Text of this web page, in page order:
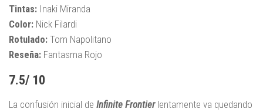
Tintas: Inaki Miranda
Color: Nick Filardi
Rotulado: Tom Napolitano
Reseña: Fantasma Rojo
7.5/ 10
La confusión inicial de Infinite Frontierlentamente va quedando